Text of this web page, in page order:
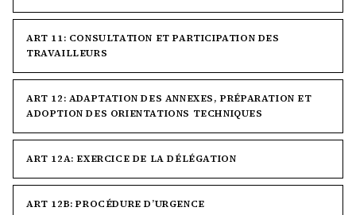
ART 11: CONSULTATION ET PARTICIPATION DES
TRAVAILLEURS
ART 12: ADAPTATION DES ANNEXES, PRÉPARATION ET
ADOPTION DES ORIENTATIONS TECHNIQUES
ART 12A: EXERCICE DE LA DÉLÉGATION
ART 12B: PROCÉDURE D’URGENCE